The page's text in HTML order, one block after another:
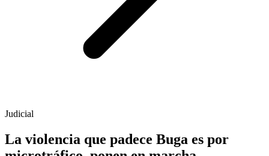
Judicial
La violencia que padece Buga es por